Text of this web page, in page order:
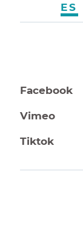
Facebook
Vimeo
Tiktok
ES